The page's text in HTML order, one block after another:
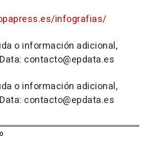
infografias/
o información adicional,
contacto@epdata.es
o información adicional,
contacto@epdata.es